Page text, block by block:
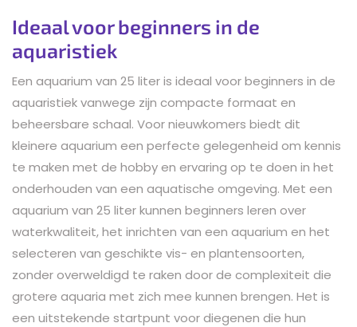
Ideaal voor beginners in de
aquaristiek
Een aquarium van 25 liter is ideaal voor beginners in de
aquaristiek vanwege zijn compacte formaat en
beheersbare schaal. Voor nieuwkomers biedt dit
kleinere aquarium een perfecte gelegenheid om kennis
te maken met de hobby en ervaring op te doen in het
onderhouden van een aquatische omgeving. Met een
aquarium van 25 liter kunnen beginners leren over
waterkwaliteit, het inrichten van een aquarium en het
selecteren van geschikte vis- en plantensoorten,
zonder overweldigd te raken door de complexiteit die
grotere aquaria met zich mee kunnen brengen. Het is
een uitstekende startpunt voor diegenen die hun